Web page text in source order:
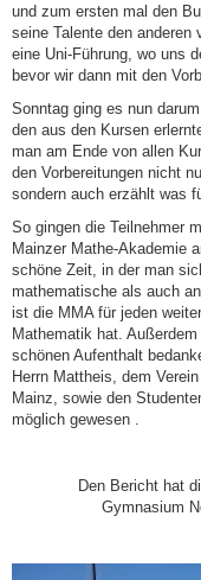
und zum ersten mal den
seine Talente den anderen
eine Uni-Führung, wo uns
bevor wir dann mit den
Sonntag ging es nun
den aus den Kursen
man am Ende von allen
den Vorbereitungen nicht
sondern auch erzählt was
So gingen die Teilnehmer
Mainzer Mathe-Akademie
schöne Zeit, in der man
mathematische als auch
ist die MMA für jeden
Mathematik hat.
schönen Aufenthalt
Herrn Mattheis, dem
Mainz, sowie den
möglich gewesen .
Den Bericht hat
Gymnasium